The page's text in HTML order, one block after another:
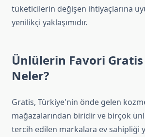
tüketicilerin değişen ihtiyaçlarına
yenilikçi yaklaşımıdır.
Ünlülerin Favori
Neler?
Gratis, Türkiye'nin önde gelen
mağazalarından biridir ve birçok
tercih edilen markalara ev sahipliği